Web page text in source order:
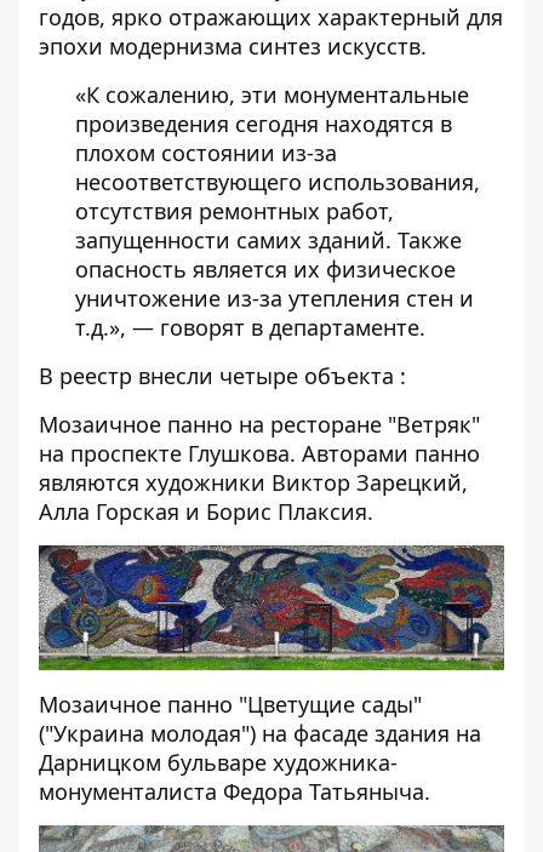
годов, ярко отражающих характерный для
эпохи модернизма синтез искусств.
«К сожалению, эти монументальные
произведения сегодня находятся в
плохом состоянии из-за
несоответствующего использования,
отсутствия ремонтных работ,
запущенности самих зданий. Также
опасность является их физическое
уничтожение из-за утепления стен и
т.д.», — говорят в департаменте.
В реестр внесли четыре объекта :
Мозаичное панно на ресторане "Ветряк"
на проспекте Глушкова. Авторами панно
являются художники Виктор Зарецкий,
Алла Горская и Борис Плаксия.
Мозаичное панно "Цветущие сады"
("Украина молодая") на фасаде здания на
Дарницком бульваре художника-
монументалиста Федора Татьяныча.